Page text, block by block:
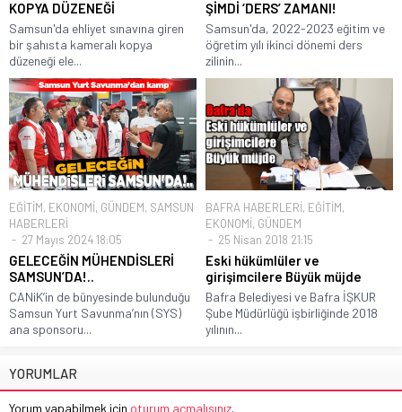
KOPYA DÜZENEĞİ
Samsun'da ehliyet sınavına giren
bir şahısta kameralı kopya
düzeneği ele...
ŞİMDİ ‘DERS’ ZAMANI!
Samsun'da, 2022-2023 eğitim ve
öğretim yılı ikinci dönemi ders
zilinin...
EĞİTİM, EKONOMİ, GÜNDEM, SAMSUN
HABERLERİ
27 Mayıs 2024 18:05
GELECEĞİN MÜHENDİSLERİ
SAMSUN’DA!..
CANiK’in de bünyesinde bulunduğu
Samsun Yurt Savunma’nın (SYS)
ana sponsoru...
BAFRA HABERLERİ, EĞİTİM,
EKONOMİ, GÜNDEM
25 Nisan 2018 21:15
Eski hükümlüler ve
girişimcilere Büyük müjde
Bafra Belediyesi ve Bafra İŞKUR
Şube Müdürlüğü işbirliğinde 2018
yılının...
YORUMLAR
Yorum yapabilmek için oturum açmalısınız.